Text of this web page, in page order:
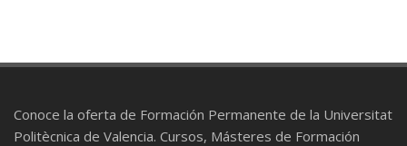
Conoce la oferta de Formación Permanente de la Universitat
Politècnica de Valencia. Cursos, Másteres de Formación